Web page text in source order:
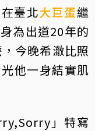
臺北大巨蛋繼
為出道20年的
今晚希澈比照
他一身結實肌
」特寫